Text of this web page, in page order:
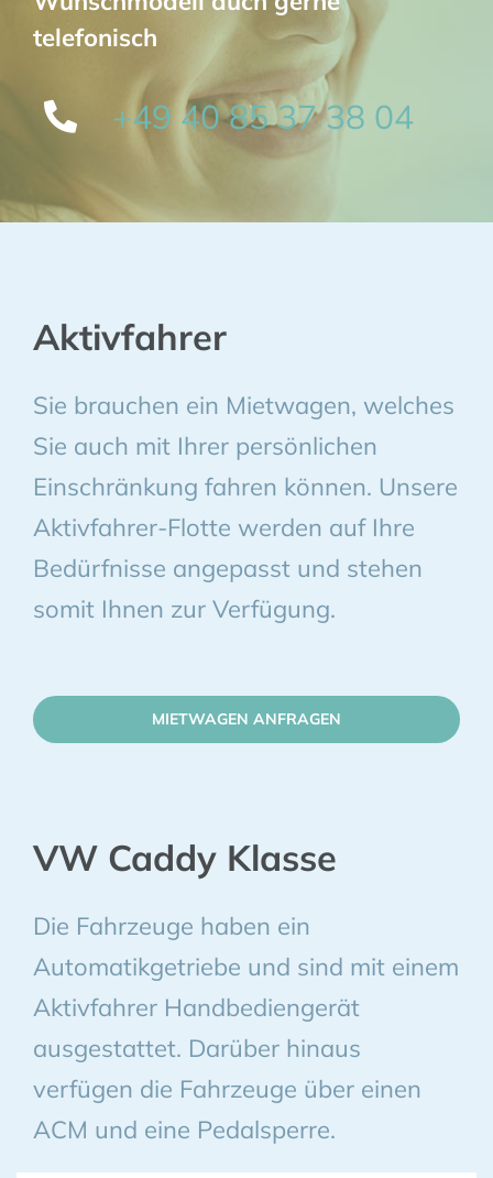
telefonisch
+49 40 85 37 38 04
Aktivfahrer
Sie brauchen ein Mietwagen, welches
Sie auch mit Ihrer persönlichen
Einschränkung fahren können. Unsere
Aktivfahrer-Flotte werden auf Ihre
Bedürfnisse angepasst und stehen
somit Ihnen zur Verfügung.
MIETWAGEN ANFRAGEN
VW Caddy Klasse
Die Fahrzeuge haben ein
Automatikgetriebe und sind mit einem
Aktivfahrer Handbediengerät
ausgestattet. Darüber hinaus
verfügen die Fahrzeuge über einen
ACM und eine Pedalsperre.